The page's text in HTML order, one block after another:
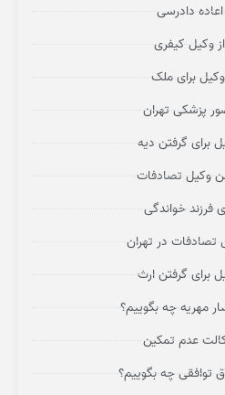
دادرسی
وکیل کیفری
برای ملک
پزشکی تهران
برای گرفتن دیه
وکیل تصادفات
فرزند خواندگی
تصادفات در تهران
برای گرفتن ارث
مهریه چه بگوییم؟
عدم تمکین
توافقی چه بگوییم؟